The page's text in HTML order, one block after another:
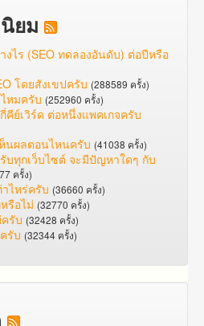
ยม
งไร (SEO ทดลองอันดับ) ต่อปีหรือ
โดยสังเขปครับ (288589 ครั้ง)
หมครับ (252960 ครั้ง)
คีย์เวิร์ด ต่อหนึ่งแพคเกจครับ
นผลตอนไหนครับ (41038 ครั้ง)
บทุกเว็บไซต์ จะมีปัญหาใดๆ กับ
ครั้ง)
ไหร่ครับ (36660 ครั้ง)
รือไม่ (32770 ครั้ง)
รับ (32428 ครั้ง)
รับ (32344 ครั้ง)